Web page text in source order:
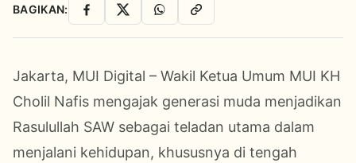
BAGIKAN: Facebook
X WhatsAppSalin Link
Jakarta, MUI Digital – Wakil Ketua Umum MUI KH
Cholil Nafis mengajak generasi muda menjadikan
Rasulullah SAW sebagai teladan utama dalam
menjalani kehidupan, khususnya di tengah